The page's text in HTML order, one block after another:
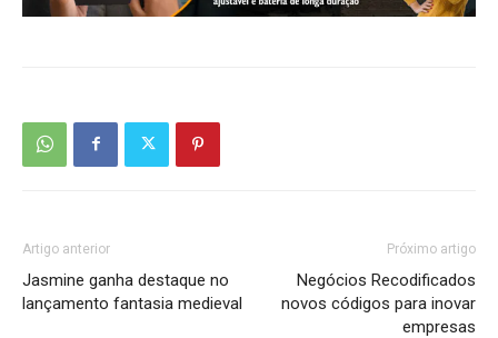
Artigo anterior
Jasmine ganha destaque no
lançamento fantasia medieval
Próximo artigo
Negócios Recodificados
novos códigos para inovar
empresas